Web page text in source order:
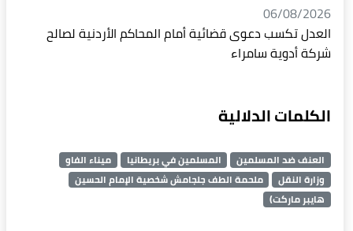
06/08/2026
العدل تكسب دعوى قضائية أمام المحاكم الأردنية لصالح
شركة أدوية سامراء
الكلمات الدلالية
العنف ضد المسلمين المسلمين في بريطانيا
ميناء الفاو
وزارة النقل
ملحمة الطف جلجامش شخصية الإمام الحسين
هايبر ماركت)